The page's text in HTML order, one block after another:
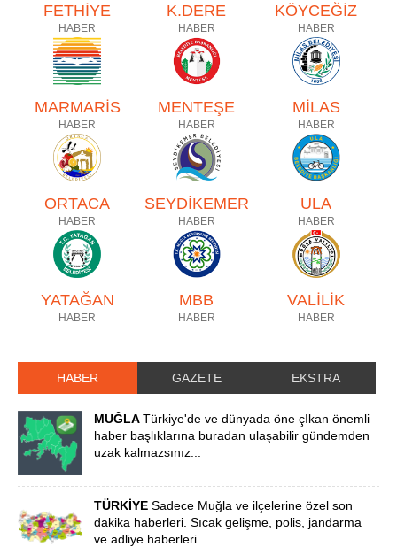
FETHİYE
HABER
K.DERE
HABER
KÖYCEĞİZ
HABER
MARMARİS
HABER
MENTEŞE
HABER
MİLAS
HABER
ORTACA
HABER
SEYDİKEMER
HABER
ULA
HABER
YATAĞAN
HABER
MBB
HABER
VALİLİK
HABER
HABER GAZETE EKSTRA
MUĞLATürkiye'de ve dünyada öne çIkan önemli
haber başlıklarına buradan ulaşabilir gündemden
uzak kalmazsınız...
TÜRKİYESadece Muğla ve ilçelerine özel son
dakika haberleri. Sıcak gelişme, polis, jandarma
ve adliye haberleri...